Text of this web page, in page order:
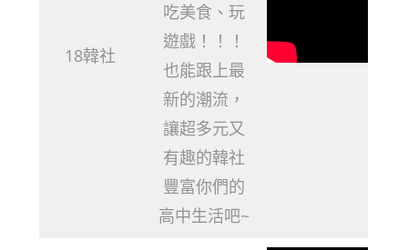
18韓社
吃美食、玩
遊戲！！！
也能跟上最
新的潮流，
讓超多元又
有趣的韓社
豐富你們的
高中生活吧~